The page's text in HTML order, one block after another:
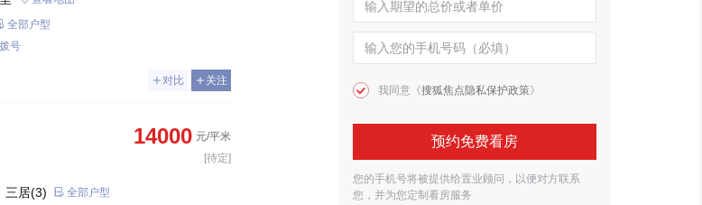
全部户型
号
对比 关注
14000 元/平米
[待定]
居(3) 全部户型
我同意《搜狐焦点隐私保护政策》
预约免费看房
您的手机号将被提供给置业顾问，以便对方联系
您，并为您定制看房服务